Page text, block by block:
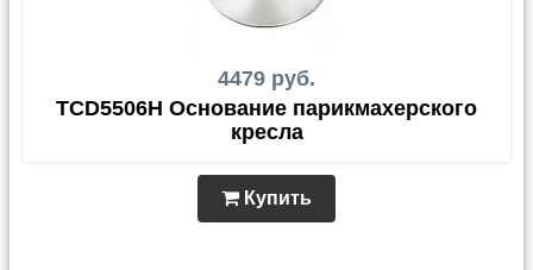
4479 руб.
TCD5506H Основание парикмахерского
кресла
Купить